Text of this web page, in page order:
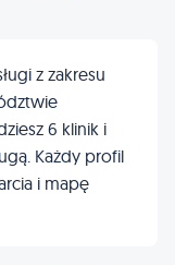
z zakresu
6 klinik i
Każdy profil
i mapę